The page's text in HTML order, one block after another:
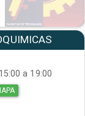
a 19:00